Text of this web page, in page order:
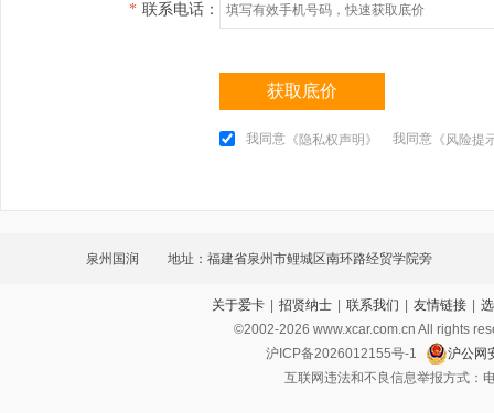
* 联系电话：
获取底价
我同意 《隐私权声明》 我同意 《风险提
泉州国润 地址：福建省泉州市鲤城区南环路经贸学院旁
关于爱卡 | 招贤纳士 | 联系我们 | 友情链接 |
©2002-2026 www.xcar.com.cn All rights
沪ICP备2026012155号-1
沪公网
互联网违法和不良信息举报方式：